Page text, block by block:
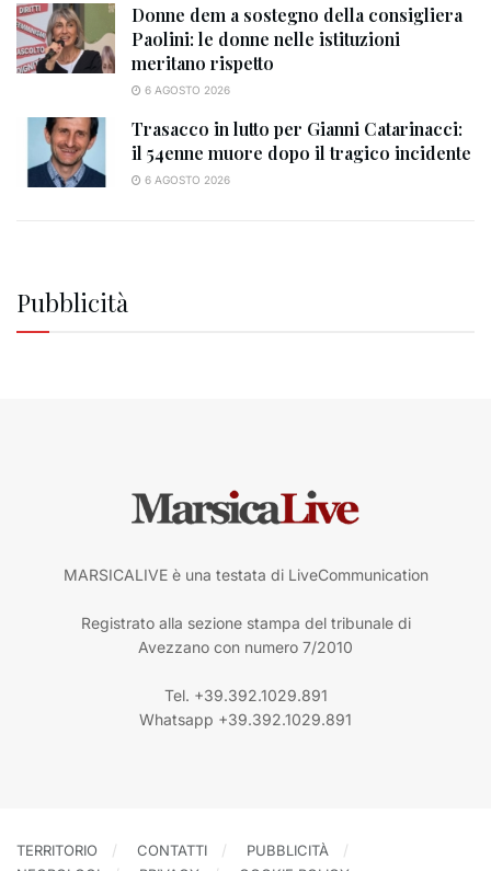
Donne dem a sostegno della consigliera
Paolini: le donne nelle istituzioni
meritano rispetto
6 AGOSTO 2026
Trasacco in lutto per Gianni Catarinacci:
il 54enne muore dopo il tragico incidente
6 AGOSTO 2026
Pubblicità
MARSICALIVE è una testata di LiveCommunication
Registrato alla sezione stampa del tribunale di
Avezzano con numero 7/2010
Tel. +39.392.1029.891
Whatsapp +39.392.1029.891
TERRITORIO CONTATTI
PUBBLICITÀ